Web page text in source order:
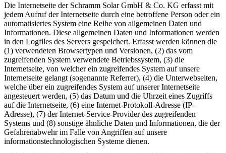
Die Internetseite der Schramm Solar GmbH & Co. KG erfasst mit
jedem Aufruf der Internetseite durch eine betroffene Person oder ein
automatisiertes System eine Reihe von allgemeinen Daten und
Informationen. Diese allgemeinen Daten und Informationen werden
in den Logfiles des Servers gespeichert. Erfasst werden können die
(1) verwendeten Browsertypen und Versionen, (2) das vom
zugreifenden System verwendete Betriebssystem, (3) die
Internetseite, von welcher ein zugreifendes System auf unsere
Internetseite gelangt (sogenannte Referrer), (4) die Unterwebseiten,
welche über ein zugreifendes System auf unserer Internetseite
angesteuert werden, (5) das Datum und die Uhrzeit eines Zugriffs
auf die Internetseite, (6) eine Internet-Protokoll-Adresse (IP-
Adresse), (7) der Internet-Service-Provider des zugreifenden
Systems und (8) sonstige ähnliche Daten und Informationen, die der
Gefahrenabwehr im Falle von Angriffen auf unsere
informationstechnologischen Systeme dienen.